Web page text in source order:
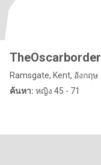
TheOscarborder
Ramsgate, Kent, อังกฤษ
ค้นหา: หญิง 45 - 71